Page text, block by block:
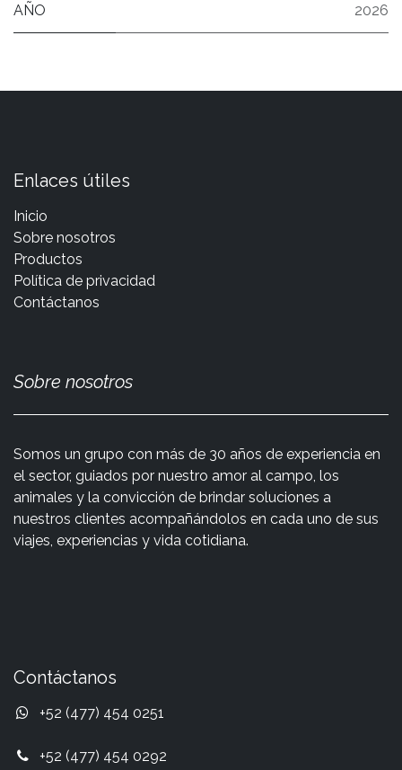
AÑO 2026
Enlaces útiles
Inicio
Sobre nosotros
Productos
Política de privacidad
Contáctanos
Sobre nosotros
Somos un grupo con más de 30 años de experiencia en
el sector, guiados por nuestro amor al campo, los
animales y la convicción de brindar soluciones a
nuestros clientes acompañándolos en cada uno de sus
viajes, experiencias y vida cotidiana.
Contáctanos
+52 (477) 454 0251
+52 (477) 454 0292